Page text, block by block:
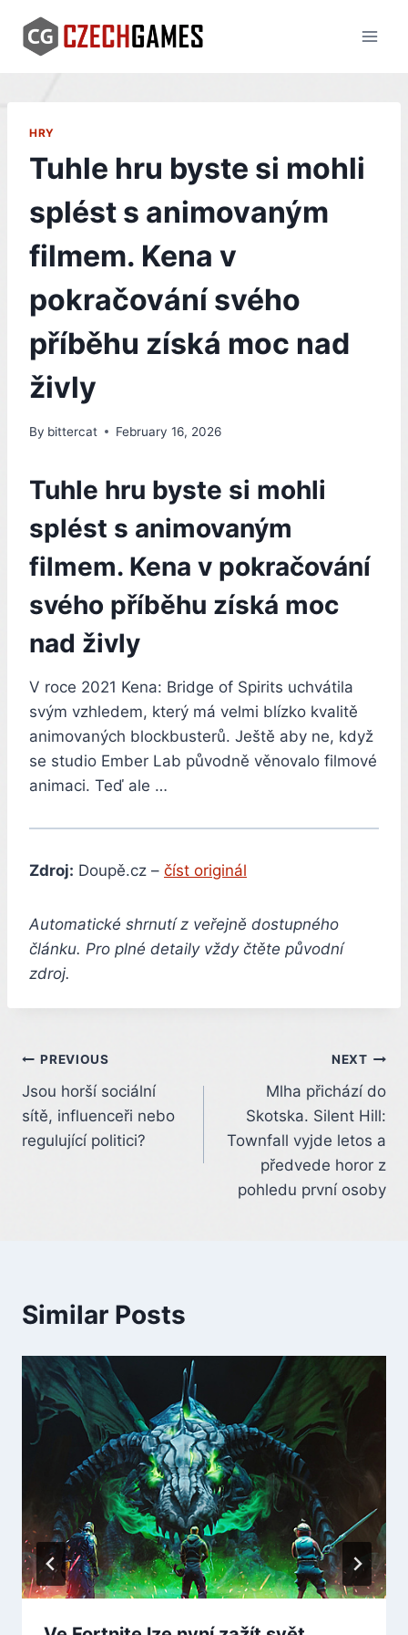
content
HRY
Tuhle hru byste si mohli
splést s animovaným
filmem. Kena v
pokračování svého
příběhu získá moc nad
živly
By bittercat February 16, 2026
Tuhle hru byste si mohli
splést s animovaným
filmem. Kena v pokračování
svého příběhu získá moc
nad živly
V roce 2021 Kena: Bridge of Spirits uchvátila
svým vzhledem, který má velmi blízko kvalitě
animovaných blockbusterů. Ještě aby ne, když
se studio Ember Lab původně věnovalo filmové
animaci. Teď ale …
Zdroj: Doupě.cz – číst originál
Automatické shrnutí z veřejně dostupného
článku. Pro plné detaily vždy čtěte původní
zdroj.
Post
navigation
PREVIOUS
Jsou horší sociální
sítě, influenceři nebo
regulující politici?
NEXT
Mlha přichází do
Skotska. Silent Hill:
Townfall vyjde letos a
předvede horor z
pohledu první osoby
Similar Posts